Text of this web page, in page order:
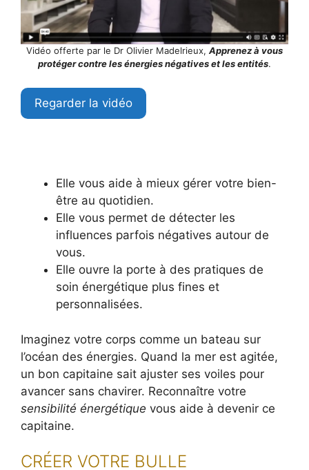
Vidéo offerte par le Dr Olivier Madelrieux, Apprenez à vous
protéger contre les énergies négatives et les entités.
Regarder la vidéo
Elle vous aide à mieux gérer votre bien-
être au quotidien.
Elle vous permet de détecter les
influences parfois négatives autour de
vous.
Elle ouvre la porte à des pratiques de
soin énergétique plus fines et
personnalisées.
Imaginez votre corps comme un bateau sur
l’océan des énergies. Quand la mer est agitée,
un bon capitaine sait ajuster ses voiles pour
avancer sans chavirer. Reconnaître votre
sensibilité énergétique vous aide à devenir ce
capitaine.
CRÉER VOTRE BULLE